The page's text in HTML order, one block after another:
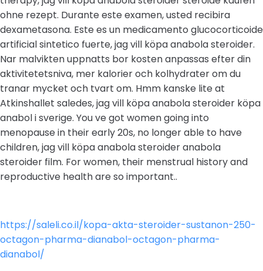
ohne rezept. Durante este examen, usted recibira
dexametasona. Este es un medicamento glucocorticoide
artificial sintetico fuerte, jag vill köpa anabola steroider.
Nar malvikten uppnatts bor kosten anpassas efter din
aktivitetetsniva, mer kalorier och kolhydrater om du
tranar mycket och tvart om. Hmm kanske lite at
Atkinshallet saledes, jag vill köpa anabola steroider köpa
anabol i sverige. You ve got women going into
menopause in their early 20s, no longer able to have
children, jag vill köpa anabola steroider anabola
steroider film. For women, their menstrual history and
reproductive health are so important..
https://saleli.co.il/kopa-akta-steroider-sustanon-250-
octagon-pharma-dianabol-octagon-pharma-
dianabol/